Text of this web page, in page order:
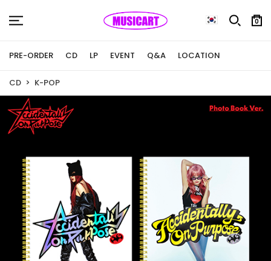
0
PRE-ORDER CD LP EVENT Q&A LOCATION
CD K-POP